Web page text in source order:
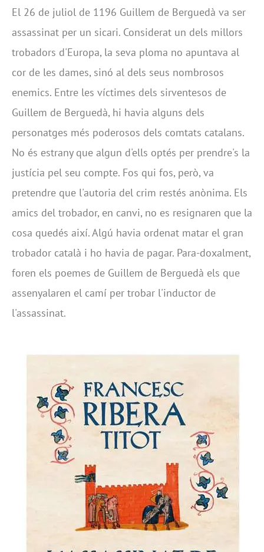
El 26 de juliol de 1196 Guillem de Berguedà va ser
assassinat per un sicari. Considerat un dels millors
trobadors d'Europa, la seva ploma no apuntava al
cor de les dames, sinó al dels seus nombrosos
enemics. Entre les víctimes dels sirventesos de
Guillem de Berguedà, hi havia alguns dels
personatges més poderosos dels comtats catalans.
No és estrany que algun d'ells optés per prendre's la
justícia pel seu compte. Fos qui fos, però, va
pretendre que l'autoria del crim restés anònima. Els
amics del trobador, en canvi, no es resignaren que la
cosa quedés així. Algú havia ordenat matar el gran
trobador català i ho havia de pagar. Para-doxalment,
foren els poemes de Guillem de Berguedà els que
assenyalaren el camí per trobar l'inductor de
l'assassinat.